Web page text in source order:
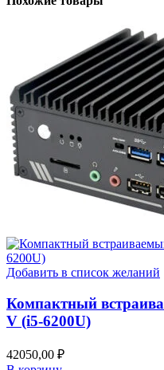
Добавить в список желаний
Компактный
V (i5-6200U)
42050,00 ₽